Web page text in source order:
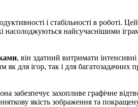
і стабільності в роботі. Цей
насолоджуються найсучаснішими
, він здатний витримати
для ігор, так і для багатозадачних
забезпечує захопливе графічне
якість зображення та